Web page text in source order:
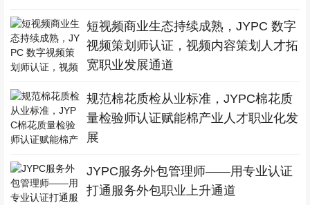
短视频商业生态持续成熟，JYPC 数字
视频策划师认证，视频内容策划人才拓
宽职业发展通道
规范棉花质检从业标准，JYPC棉花质
量检验师认证赋能棉产业人才职业化发
展
JYPC服务外包管理师——用专业认证
打通服务外包职业上升通道